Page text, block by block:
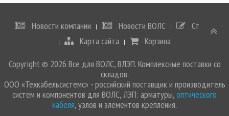
Новости компании Новости ВОЛС
Статьи
Карта сайта
Корзина
Copyright © 2026 Все для ВОЛС, ВЛЭП. Комплексные поставки со
складов.
ООО «Техкабельсистемс» - российский поставщик и производитель
систем и компонентов для ВОЛС, ЛЭП: арматуры,оптического
кабеля, узлов и элементов крепления.